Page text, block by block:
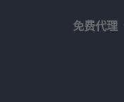
免费代理